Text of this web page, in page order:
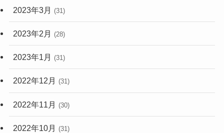
2023年3月 (31)
2023年2月 (28)
2023年1月 (31)
2022年12月 (31)
2022年11月 (30)
2022年10月 (31)